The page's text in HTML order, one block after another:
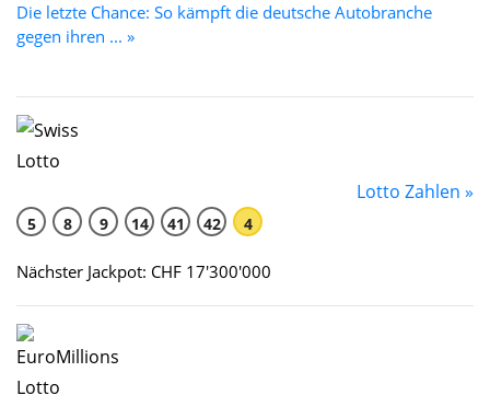
Die letzte Chance: So kämpft die deutsche Autobranche
gegen ihren ... »
Lotto Zahlen »
5 8 9 14 41 42 4
Nächster Jackpot: CHF 17'300'000